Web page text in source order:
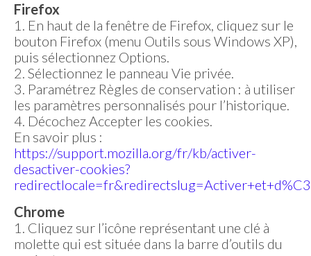
Firefox
1. En haut de la fenêtre de Firefox, cliquez sur le
bouton Firefox (menu Outils sous Windows XP),
puis sélectionnez Options.
2. Sélectionnez le panneau Vie privée.
3. Paramétrez Règles de conservation : à utiliser
les paramètres personnalisés pour l’historique.
4. Décochez Accepter les cookies.
En savoir plus :
https://support.mozilla.org/fr/kb/activer-
desactiver-cookies?
Chrome
1. Cliquez sur l’icône représentant une clé à
molette qui est située dans la barre d’outils du